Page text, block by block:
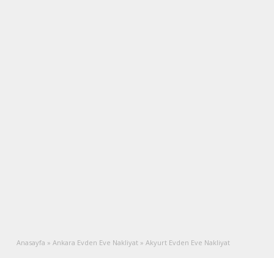
Anasayfa » Ankara Evden Eve Nakliyat » Akyurt Evden Eve Nakliyat